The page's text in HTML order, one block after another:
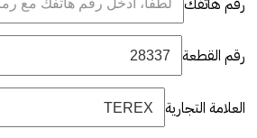
رقم القطعة
العلامة التجارية